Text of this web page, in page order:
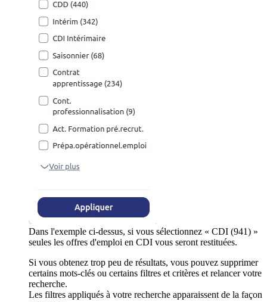
Dans l'exemple ci-dessus, si vous sélectionnez « CDI (941) »
seules les offres d'emploi en CDI vous seront restituées.
Si vous obtenez trop peu de résultats, vous pouvez supprimer
certains mots-clés ou certains filtres et critères et relancer votre
recherche.
Les filtres appliqués à votre recherche apparaissent de la façon